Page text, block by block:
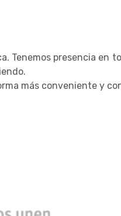
Tenemos presencia en
más conveniente y